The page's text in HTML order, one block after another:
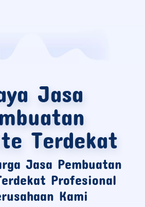
Jasa
Terdekat
Jasa Pembuatan
Profesional
Kami